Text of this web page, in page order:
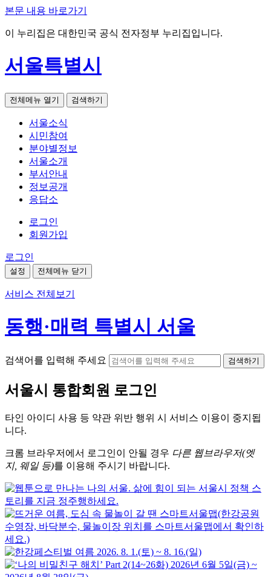
본문 내용 바로가기
이 누리집은 대한민국 공식 전자정부 누리집입니다.
서울특별시
전체메뉴 열기 검색하기
서울소식
시민참여
분야별정보
서울소개
부서안내
정보공개
응답소
로그인
회원가입
로그인
설정 전체메뉴 닫기
서비스 전체보기
동행·매력 특별시 서울
검색어를 입력해 주세요 검색하기
서울시 통합회원 로그인
타인 아이디 사용 등 약관 위반 행위 시 서비스 이용이 중지됩
니다.
크롬 브라우저에서 로그인이 안될 경우 다른 웹브라우저(엣
지, 웨일 등)를 이용해 주시기 바랍니다.